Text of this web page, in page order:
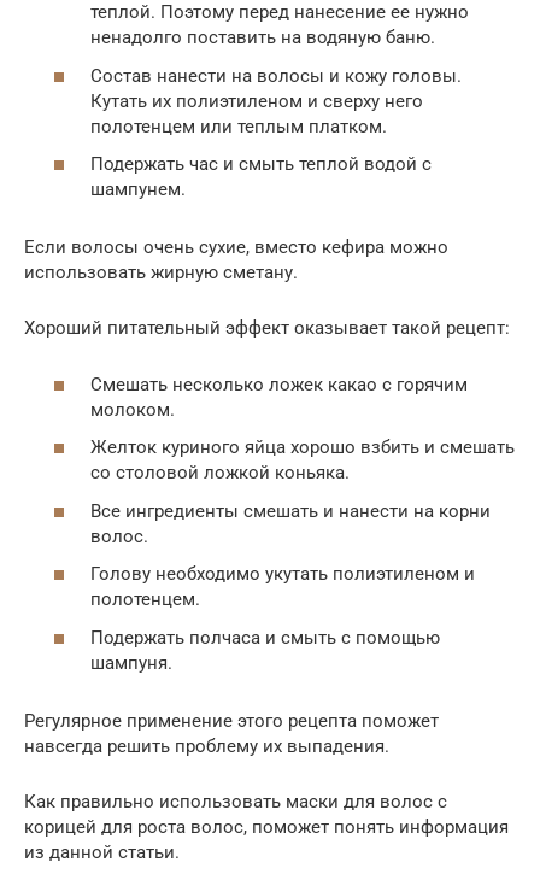
теплой. Поэтому перед нанесение ее нужно
ненадолго поставить на водяную баню.
Состав нанести на волосы и кожу головы.
Кутать их полиэтиленом и сверху него
полотенцем или теплым платком.
Подержать час и смыть теплой водой с
шампунем.
Если волосы очень сухие, вместо кефира можно
использовать жирную сметану.
Хороший питательный эффект оказывает такой рецепт:
Смешать несколько ложек какао с горячим
молоком.
Желток куриного яйца хорошо взбить и смешать
со столовой ложкой коньяка.
Все ингредиенты смешать и нанести на корни
волос.
Голову необходимо укутать полиэтиленом и
полотенцем.
Подержать полчаса и смыть с помощью
шампуня.
Регулярное применение этого рецепта поможет
навсегда решить проблему их выпадения.
Как правильно использовать маски для волос с
корицей для роста волос, поможет понять информация
из данной статьи.